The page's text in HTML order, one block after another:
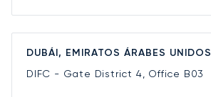
DUBÁI, EMIRATOS ÁRABES UNIDOS
DIFC - Gate District 4, Office B03